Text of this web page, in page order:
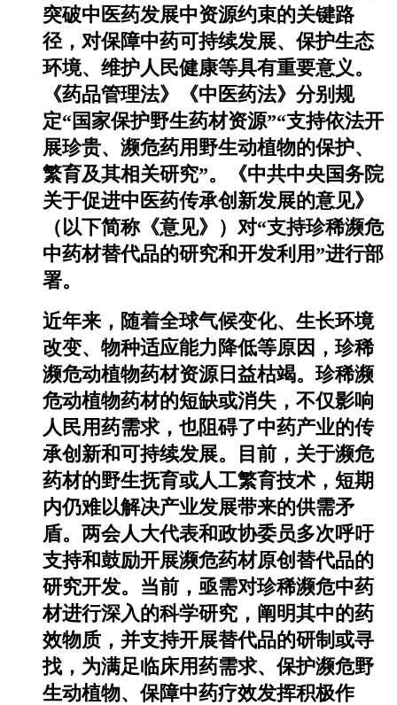
突破中医药发展中资源约束的关键路
径，对保障中药可持续发展、保护生态
环境、维护人民健康等具有重要意义。
《药品管理法》《中医药法》分别规
定“国家保护野生药材资源”“支持依法开
展珍贵、濒危药用野生动植物的保护、
繁育及其相关研究”。《中共中央国务院
关于促进中医药传承创新发展的意见》
（以下简称《意见》）对“支持珍稀濒危
中药材替代品的研究和开发利用”进行部
署。
近年来，随着全球气候变化、生长环境
改变、物种适应能力降低等原因，珍稀
濒危动植物药材资源日益枯竭。珍稀濒
危动植物药材的短缺或消失，不仅影响
人民用药需求，也阻碍了中药产业的传
承创新和可持续发展。目前，关于濒危
药材的野生抚育或人工繁育技术，短期
内仍难以解决产业发展带来的供需矛
盾。两会人大代表和政协委员多次呼吁
支持和鼓励开展濒危药材原创替代品的
研究开发。当前，亟需对珍稀濒危中药
材进行深入的科学研究，阐明其中的药
效物质，并支持开展替代品的研制或寻
找，为满足临床用药需求、保护濒危野
生动植物、保障中药疗效发挥积极作